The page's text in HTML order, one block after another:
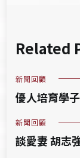
Related
新聞回顧
優人培育學
新聞回顧
談愛妻 胡志